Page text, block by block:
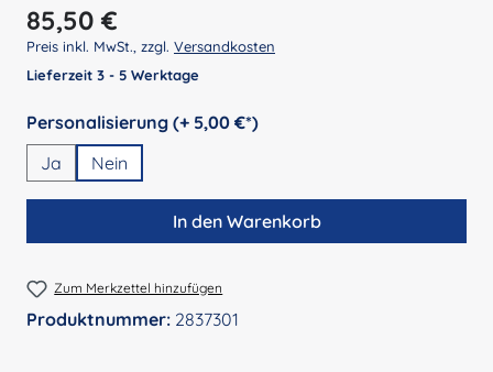
Regulärer Preis:
85,50 €
Preis inkl. MwSt., zzgl. Versandkosten
Lieferzeit 3 - 5 Werktage
Personalisierung (+ 5,00 €*)auswählen
Ja
Nein
In den Warenkorb
Zum Merkzettel hinzufügen
Produktnummer: 2837301